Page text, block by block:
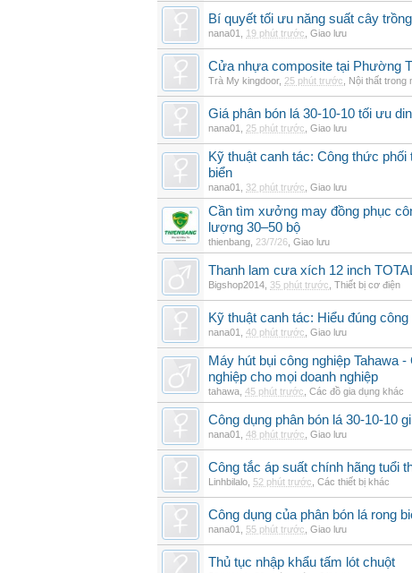
Bí quyết tối ưu năng suất cây
nana01 19 phút trước Giao lưu
Cửa nhựa composite tại Phường
Trà My kingdoor, 25 phút trước Nội thất trong
Giá phân bón lá 30-10-10 tối ưu
nana01 25 phút trước Giao lưu
Kỹ thuật canh tác: Công thức phối
biển
nana01 32 phút trước Giao lưu
Cần tìm xưởng may đồng phục
lượng 30–50 bộ
thienbang 23/7/26 Giao lưu
Thanh lam cưa xích 12 inch
Bigshop2014 35 phút trước Thiết bị cơ điện
Kỹ thuật canh tác: Hiểu đúng
nana01 40 phút trước Giao lưu
Máy hút bụi công nghiệp Tahawa
nghiệp cho mọi doanh nghiệp
tahawa 45 phút trước Các đồ gia dụng khác
Công dụng phân bón lá 30-10-10
nana01 48 phút trước Giao lưu
Công tắc áp suất chính hãng tuổi
Linhbilalo 52 phút trước Các thiết bị khác
Công dụng của phân bón lá rong
nana01 55 phút trước Giao lưu
Thủ tục nhập khẩu tấm lót chuột